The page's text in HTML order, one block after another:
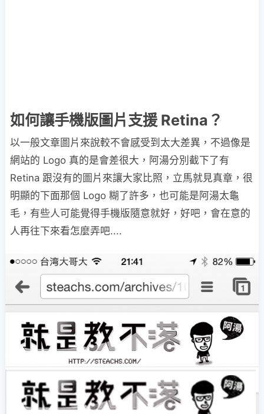
如何讓手機版圖片支援 Retina？
以一般文章圖片來說較不會感受到太大差異，不過像是
網站的 Logo 真的是會差很大，阿湯分別截下了有
Retina 跟沒有的圖片來讓大家比照，立馬就見真章，很
明顯的下面那個 Logo 糊了許多，也可能是阿湯太龜
毛，有些人可能覺得手機版隨意就好，好吧，會在意的
人再往下來看怎麼弄吧....